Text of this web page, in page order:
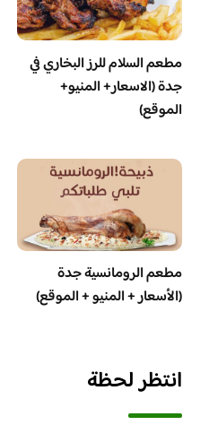
مطعم السلام للرز البخاري في
جدة (الاسعار+ المنيو+
الموقع)
مطعم الرومانسية جدة
(الأسعار + المنيو + الموقع)
انتظر لحظة